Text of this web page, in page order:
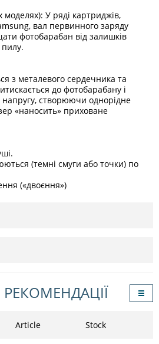
У ряді картриджів,
вал первинного заряду
фотобарабан від залишків
з металевого сердечника та
до фотобарабану і
напругу, створюючи однорідне
«наносить» приховане
(темні смуги або точки) по
(«двоєння»)
Article Stock